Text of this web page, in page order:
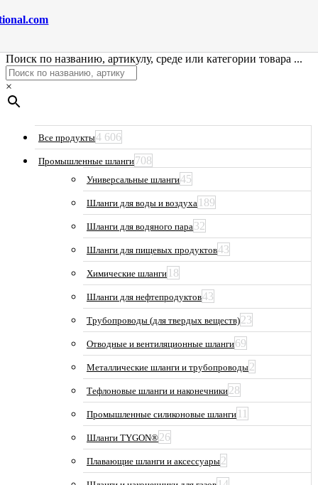
Поиск по названию, артикулу, среде или категории товара ...
×
Все продукты4 606
Промышленные шланги708
Универсальные шланги45
Шланги для воды и воздуха 189
Шланги для водяного пара32
Шланги для пищевых продуктов43
Химические шланги 18
Шланги для нефтепродуктов43
Трубопроводы (для твердых веществ)23
Отводные и вентиляционные шланги69
Металлические шланги и трубопроводы2
Тефлоновые шланги и наконечники28
Промышленные силиконовые шланги 11
Шланги TYGON®26
Плавающие шланги и аксессуары2